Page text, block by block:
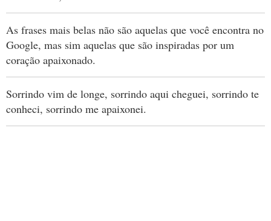
As frases mais belas não são aquelas que você encontra no
Google, mas sim aquelas que são inspiradas por um
coração apaixonado.
Sorrindo vim de longe, sorrindo aqui cheguei, sorrindo te
conheci, sorrindo me apaixonei.